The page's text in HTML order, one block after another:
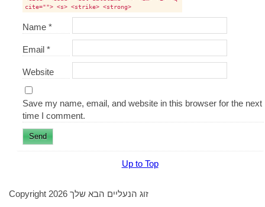
cite=""> <s> <strike> <strong>
Name *
Email *
Website
Save my name, email, and website in this browser for the next
time I comment.
Up to Top
Copyright 2026 זוג הנעליים הבא שלך